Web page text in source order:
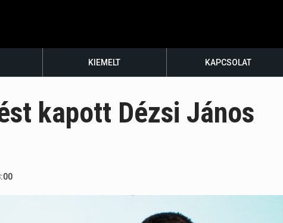
KIEMELT KAPCSOLAT
kapott Dézsi János